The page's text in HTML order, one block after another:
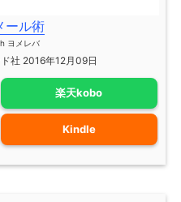
ール術
ヨメレバ
社 2016年12月09日
楽天kobo
Kindle